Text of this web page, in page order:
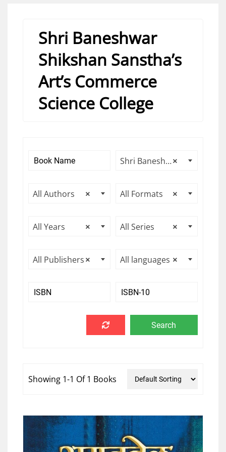
Shri Baneshwar
Shikshan Sanstha’s
Art’s Commerce
Science College
×
Shri Baneshwar Shikshan Sanstha’s Art’s Commerce Science College
×
All Authors ×
All Formats
×
All Years ×
All Series
×
All Publishers ×
All languages
Showing 1-1 Of 1 Books